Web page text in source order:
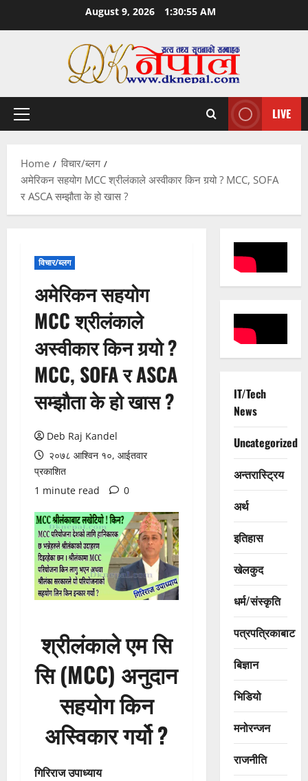
August 9, 2026 1:30:56 AM
Primary
LIVE
Home
विचार/ब्लग
अमेरिकन सहयोग MCC श्रीलंकाले अस्वीकार किन गर्‍यो ? MCC, SOFA
र ASCA सम्झौता के हो खास ?
विचार/ब्लग
अमेरिकन सहयोग
MCC श्रीलंकाले
अस्वीकार किन गर्‍यो ?
MCC, SOFA र ASCA
सम्झौता के हो खास ?
Deb Raj Kandel
२०७८ आश्विन १०, आईतवार
प्रकाशित
1 minute read
0
श्रीलंकाले एम सि
सि (MCC) अनुदान
सहयोग किन
अस्विकार गर्यो?
गिरिराज उपाध्याय
IT/Tech
News
Uncategorized
अन्तरास्ट्रिय
अर्थ
इतिहास
खेलकुद
धर्म/संस्कृति
पत्रपत्रिकाबाट
बिज्ञान
भिडियो
मनोरन्जन
राजनीति